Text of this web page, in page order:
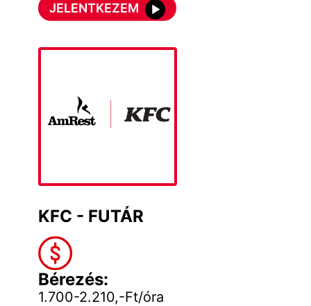
JELENTKEZEM
KFC - FUTÁR
Bérezés:
1.700-2.210,-Ft/óra